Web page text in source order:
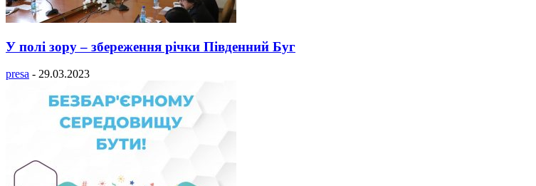
У полі зору – збереження річки Південний Буг
presa - 29.03.2023